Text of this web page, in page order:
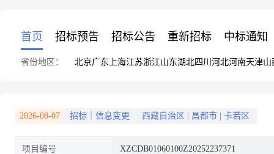
首页 招标预告 招标公告 重新招标 中标通知
省份地区： 北京广东 上海江苏浙江山东湖北四川 河北河南天津山
2026-08-07 招标｜信息变更 西藏自治区 昌都市 卡若区
项目编号 XZCDB01060100Z20252237371